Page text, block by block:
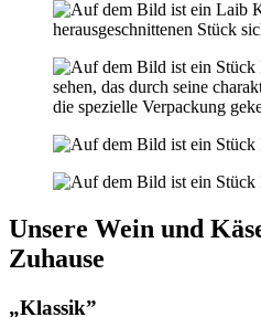
Unsere Wein und
Zuhause
„Klassik”